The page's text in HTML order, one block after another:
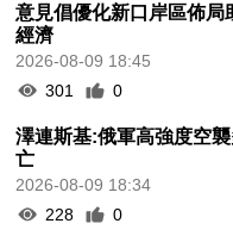
意見倡優化新口岸區佈局
經濟
2026-08-09 18:45
301
0
澤連斯基:俄軍高強度空
亡
2026-08-09 18:34
228
0